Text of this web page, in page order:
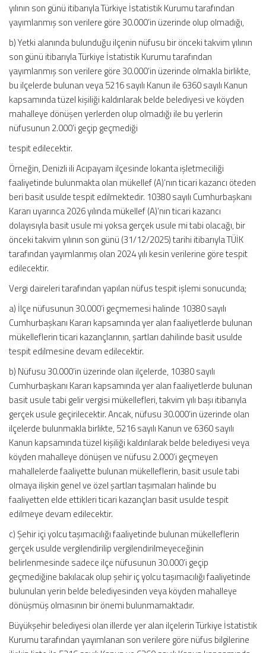
yılının son günü itibarıyla Türkiye İstatistik Kurumu tarafından
yayımlanmış son verilere göre 30.000’in üzerinde olup olmadığı,
b) Yetki alanında bulunduğu ilçenin nüfusu bir önceki takvim yılının
son günü itibarıyla Türkiye İstatistik Kurumu tarafından
yayımlanmış son verilere göre 30.000’in üzerinde olmakla birlikte,
bu ilçelerde bulunan veya 5216 sayılı Kanun ile 6360 sayılı Kanun
kapsamında tüzel kişiliği kaldırılarak belde belediyesi ve köyden
mahalleye dönüşen yerlerden olup olmadığı ile bu yerlerin
nüfusunun 2.000’i geçip geçmediği
tespit edilecektir.
Örneğin, Denizli ili Acıpayam ilçesinde lokanta işletmeciliği
faaliyetinde bulunmakta olan mükellef (A)’nın ticari kazancı öteden
beri basit usulde tespit edilmektedir. 10380 sayılı Cumhurbaşkanı
Kararı uyarınca 2026 yılında mükellef (A)’nın ticari kazancı
dolayısıyla basit usule mi yoksa gerçek usule mi tabi olacağı, bir
önceki takvim yılının son günü (31/12/2025) tarihi itibarıyla TÜİK
tarafından yayımlanmış olan 2024 yılı kesin verilerine göre tespit
edilecektir.
Vergi daireleri tarafından yapılan nüfus tespit işlemi sonucunda;
a) İlçe nüfusunun 30.000’i geçmemesi halinde 10380 sayılı
Cumhurbaşkanı Kararı kapsamında yer alan faaliyetlerde bulunan
mükelleflerin ticari kazançlarının, şartları dahilinde basit usulde
tespit edilmesine devam edilecektir.
b) Nüfusu 30.000’in üzerinde olan ilçelerde, 10380 sayılı
Cumhurbaşkanı Kararı kapsamında yer alan faaliyetlerde bulunan
basit usule tabi gelir vergisi mükellefleri, takvim yılı başı itibarıyla
gerçek usule geçirilecektir. Ancak, nüfusu 30.000’in üzerinde olan
ilçelerde bulunmakla birlikte, 5216 sayılı Kanun ve 6360 sayılı
Kanun kapsamında tüzel kişiliği kaldırılarak belde belediyesi veya
köyden mahalleye dönüşen ve nüfusu 2.000’i geçmeyen
mahallelerde faaliyette bulunan mükelleflerin, basit usule tabi
olmaya ilişkin genel ve özel şartları taşımaları halinde bu
faaliyetten elde ettikleri ticari kazançları basit usulde tespit
edilmeye devam edilecektir.
c) Şehir içi yolcu taşımacılığı faaliyetinde bulunan mükelleflerin
gerçek usulde vergilendirilip vergilendirilmeyeceğinin
belirlenmesinde sadece ilçe nüfusunun 30.000’i geçip
geçmediğine bakılacak olup şehir iç yolcu taşımacılığı faaliyetinde
bulunulan yerin belde belediyesinden veya köyden mahalleye
dönüşmüş olmasının bir önemi bulunmamaktadır.
Büyükşehir belediyesi olan illerde yer alan ilçelerin Türkiye İstatistik
Kurumu tarafından yayımlanan son verilere göre nüfus bilgilerine